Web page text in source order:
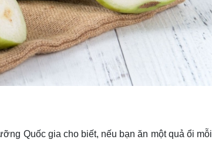
Quốc gia cho biết, nếu bạn ăn một quả ổi mỗi